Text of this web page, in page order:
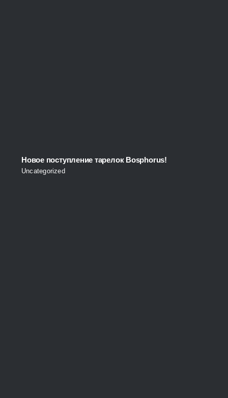
Новое поступление тарелок Bosphorus!
Uncategorized